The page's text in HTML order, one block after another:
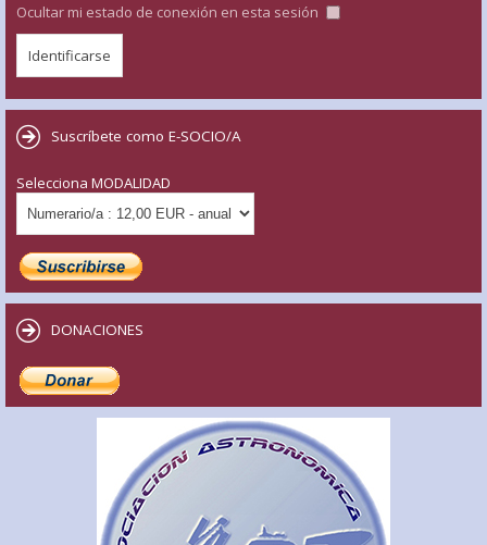
Ocultar mi estado de conexión en esta sesión
Suscríbete como E-SOCIO/A
Selecciona MODALIDAD
DONACIONES